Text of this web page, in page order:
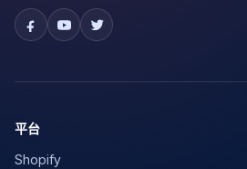
平台
Shopify